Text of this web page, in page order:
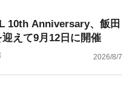
10th Anniversary、飯田
えて9月12日に開催
2026/8/7